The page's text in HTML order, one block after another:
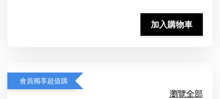
加入購物車
會員獨享超值購
瀏覽全部